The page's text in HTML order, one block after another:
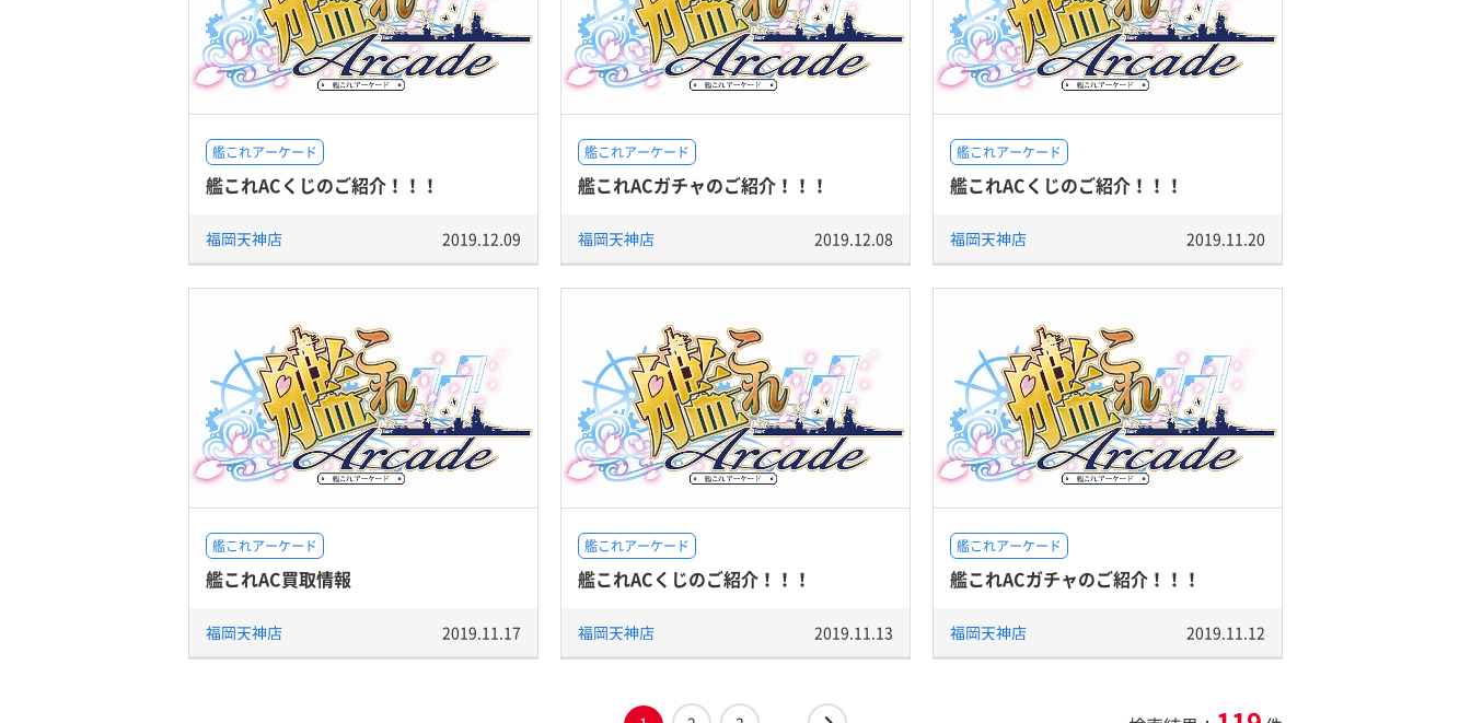
艦これアーケード
艦これACくじのご紹介！！！
福岡天神店 2019.12.09
艦これアーケード
艦これACガチャのご紹介！！！
福岡天神店 2019.12.08
艦これアーケード
艦これACくじのご紹介！！！
福岡天神店 2019.11.20
艦これアーケード
艦これAC買取情報
福岡天神店 2019.11.17
艦これアーケード
艦これACくじのご紹介！！！
福岡天神店 2019.11.13
艦これアーケード
艦これACガチャのご紹介！！！
福岡天神店 2019.11.12